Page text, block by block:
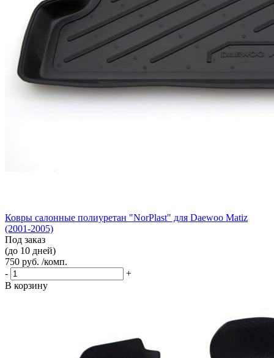
Ковры салонные полиуретан "NorPlast" для Daewoo Matiz
(2001-2005)
Под заказ
(до 10 дней)
750 руб. /комп.
-
+
В корзину